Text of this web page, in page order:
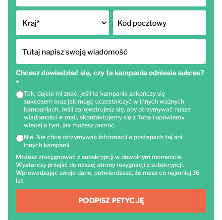
Kraj* Kod pocztowy
Tutaj napisz swoją wiadomość
Chcesz dowiedzieć się, czy ta kampania odniesie sukces?
*
Tak, dajcie mi znać, jeśli ta kampania zakończy się
sukcesem oraz jak mogę uczestniczyć w innych ważnych
kampaniach. Jeśli zarejestrujesz się, aby otrzymywać nasze
wiadomości e-mail, skontaktujemy się z Tobą i opowiemy
więcej o tym, jak możesz pomóc.
Nie. Nie chcę otrzymywać informacji o postępach tej ani
innych kampanii.
Możesz zrezygnować z subskrypcji w dowolnym momencie.
Wystarczy przejść do naszej strony rezygnacji z subskrypcji.
Wprowadzając swoje dane, potwierdzasz, że masz co najmniej 16
lat.
PODPISZ PETYCJĘ